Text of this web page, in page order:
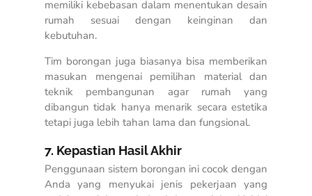
memiliki kebebasan dalam menentukan desain
rumah sesuai dengan keinginan dan
kebutuhan.
Tim borongan juga biasanya bisa memberikan
masukan mengenai pemilihan material dan
teknik pembangunan agar rumah yang
dibangun tidak hanya menarik secara estetika
tetapi juga lebih tahan lama dan fungsional.
7. Kepastian Hasil Akhir
Penggunaan sistem borongan ini cocok dengan
Anda yang menyukai jenis pekerjaan yang